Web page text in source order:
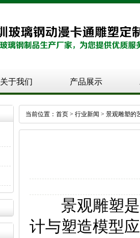
关于我们 产品展示
当前位置： 首页 > 行业新闻 > 景观雕塑的
景观雕塑是
计与塑造模型